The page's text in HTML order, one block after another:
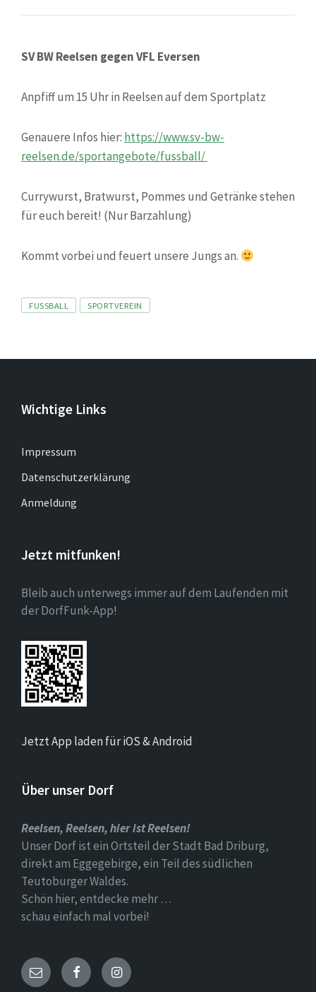
SV BW Reelsen gegen VFL Eversen
Anpfiff um 15 Uhr in Reelsen auf dem Sportplatz
Genauere Infos hier: https://www.sv-bw-
reelsen.de/sportangebote/fussball/
Currywurst, Bratwurst, Pommes und Getränke stehen
für euch bereit! (Nur Barzahlung)
Kommt vorbei und feuert unsere Jungs an.
Tags
FUSSBALL SPORTVEREIN
Wichtige Links
Impressum
Datenschutzerklärung
Anmeldung
Jetzt mitfunken!
Bleib auch unterwegs immer auf dem Laufenden mit
der DorfFunk-App!
Jetzt App laden für iOS & Android
Über unser Dorf
Reelsen, Reelsen, hier ist Reelsen!
Unser Dorf ist ein Ortsteil der Stadt Bad Driburg,
direkt am Eggegebirge, ein Teil des südlichen
Teutoburger Waldes.
Schön hier, entdecke mehr …
schau einfach mal vorbei!
Email FacebookInstagram